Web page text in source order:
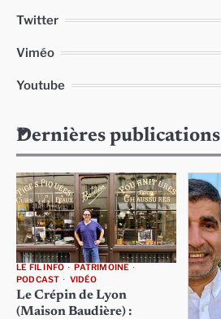
Twitter
Viméo
Youtube
Dernières publications
LE FIL INFO
PATRIMOINE
PODCAST
VIDÉO
Le Crépin de Lyon
(Maison Baudière) :